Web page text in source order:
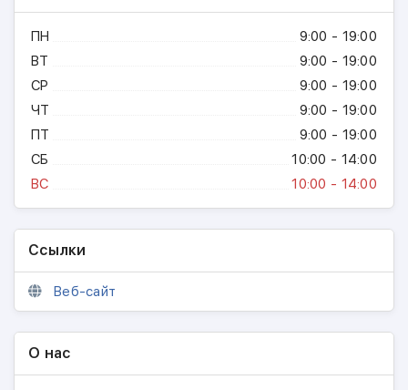
ПН
9:00 - 19:00
ВТ
9:00 - 19:00
СР
9:00 - 19:00
ЧТ
9:00 - 19:00
ПТ
9:00 - 19:00
СБ
10:00 - 14:00
ВС
10:00 - 14:00
Ссылки
Веб-сайт
О нас